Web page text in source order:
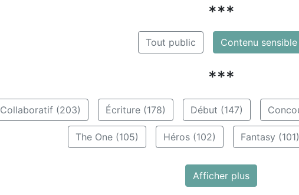
***
Tout public Contenu sensible
***
Collaboratif (203) Écriture (178) Début (147)
The One (105) Héros (102) Fantasy (101)
Afficher plus